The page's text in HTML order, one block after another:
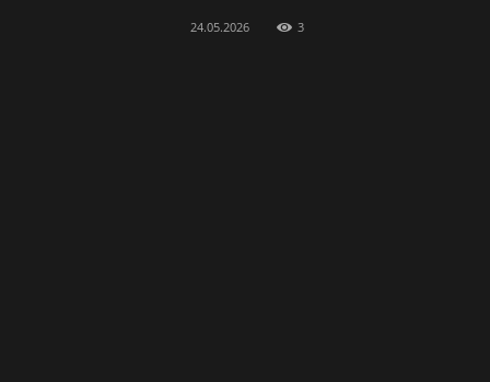
24.05.2026 3